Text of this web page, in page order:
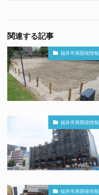
関連する記事
福井市再開発情報
福井市再開発情報
福井市再開発情報